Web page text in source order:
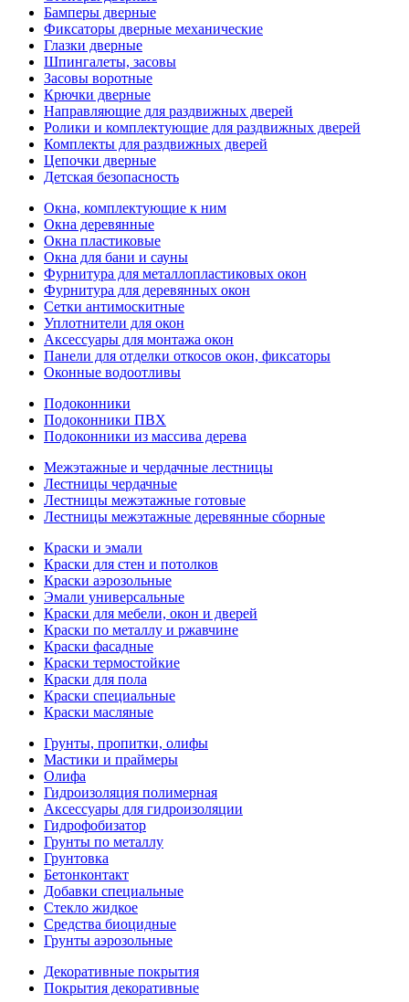
Бамперы дверные
Фиксаторы дверные механические
Глазки дверные
Шпингалеты, засовы
Засовы воротные
Крючки дверные
Направляющие для раздвижных дверей
Ролики и комплектующие для раздвижных дверей
Комплекты для раздвижных дверей
Цепочки дверные
Детская безопасность
Окна, комплектующие к ним
Окна деревянные
Окна пластиковые
Окна для бани и сауны
Фурнитура для металлопластиковых окон
Фурнитура для деревянных окон
Сетки антимоскитные
Уплотнители для окон
Аксессуары для монтажа окон
Панели для отделки откосов окон, фиксаторы
Оконные водоотливы
Подоконники
Подоконники ПВХ
Подоконники из массива дерева
Межэтажные и чердачные лестницы
Лестницы чердачные
Лестницы межэтажные готовые
Лестницы межэтажные деревянные сборные
Краски и эмали
Краски для стен и потолков
Краски аэрозольные
Эмали универсальные
Краски для мебели, окон и дверей
Краски по металлу и ржавчине
Краски фасадные
Краски термостойкие
Краски для пола
Краски специальные
Краски масляные
Грунты, пропитки, олифы
Мастики и праймеры
Олифа
Гидроизоляция полимерная
Аксессуары для гидроизоляции
Гидрофобизатор
Грунты по металлу
Грунтовка
Бетонконтакт
Добавки специальные
Стекло жидкое
Средства биоцидные
Грунты аэрозольные
Декоративные покрытия
Покрытия декоративные